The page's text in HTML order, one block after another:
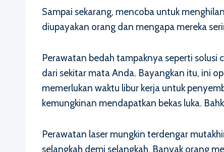
Sampai sekarang, mencoba untuk
diupayakan orang dan mengapa mereka
Perawatan bedah tampaknya seperti
dari sekitar mata Anda. Bayangkan itu, ini
memerlukan waktu libur kerja untuk
kemungkinan mendapatkan bekas luka.
Perawatan laser mungkin terdengar
selangkah demi selangkah. Banyak orang